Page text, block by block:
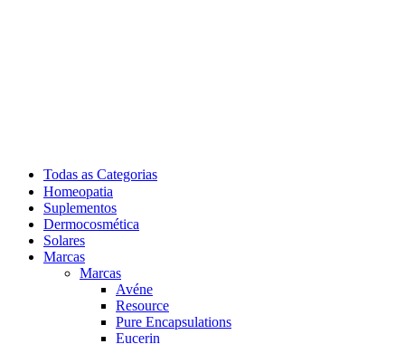
Todas as Categorias
Homeopatia
Suplementos
Dermocosmética
Solares
Marcas
Marcas
Avéne
Resource
Pure Encapsulations
Eucerin